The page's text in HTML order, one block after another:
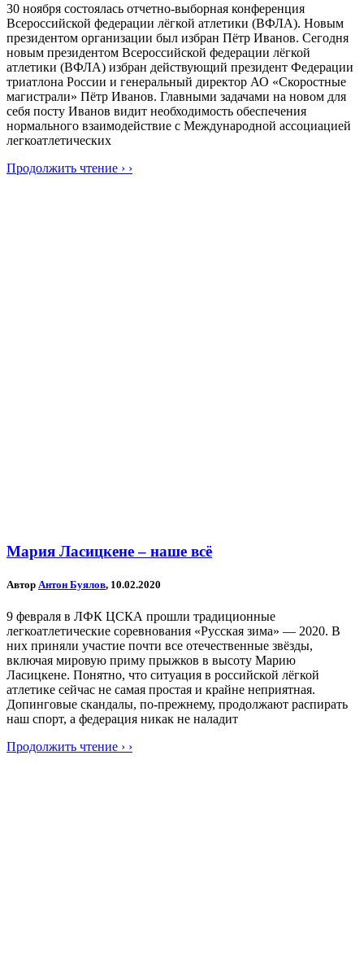
30 ноября состоялась отчетно-выборная конференция
Всероссийской федерации лёгкой атлетики (ВФЛА). Новым
президентом организации был избран Пётр Иванов. Сегодня
новым президентом Всероссийской федерации лёгкой
атлетики (ВФЛА) избран действующий президент Федерации
триатлона России и генеральный директор АО «Скоростные
магистрали» Пётр Иванов. Главными задачами на новом для
себя посту Иванов видит необходимость обеспечения
нормального взаимодействие с Международной ассоциацией
легкоатлетических
Продолжить чтение › ›
Мария Ласицкене – наше всё
Автор Антон Буялов, 10.02.2020
9 февраля в ЛФК ЦСКА прошли традиционные
легкоатлетические соревнования «Русская зима» — 2020. В
них приняли участие почти все отечественные звёзды,
включая мировую приму прыжков в высоту Марию
Ласицкене. Понятно, что ситуация в российской лёгкой
атлетике сейчас не самая простая и крайне неприятная.
Допинговые скандалы, по-прежнему, продолжают распирать
наш спорт, а федерация никак не наладит
Продолжить чтение › ›